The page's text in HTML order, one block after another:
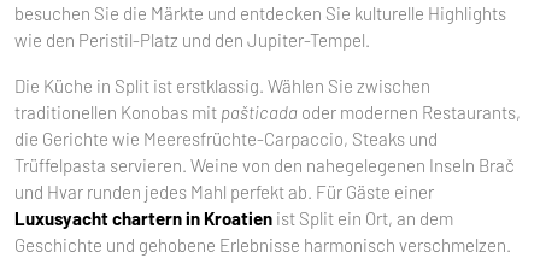
besuchen Sie die Märkte und entdecken Sie kulturelle Highlights
wie den Peristil-Platz und den Jupiter-Tempel.
Die Küche in Split ist erstklassig. Wählen Sie zwischen
traditionellen Konobas mit pašticada oder modernen Restaurants,
die Gerichte wie Meeresfrüchte-Carpaccio, Steaks und
Trüffelpasta servieren. Weine von den nahegelegenen Inseln Brač
und Hvar runden jedes Mahl perfekt ab. Für Gäste einer
Luxusyacht chartern in Kroatien ist Split ein Ort, an dem
Geschichte und gehobene Erlebnisse harmonisch verschmelzen.